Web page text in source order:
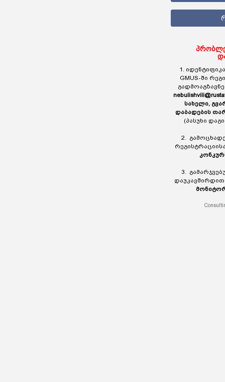
1.
GMUS-ში
სახელი,
დაბადების
(პასუხი
2.
3.